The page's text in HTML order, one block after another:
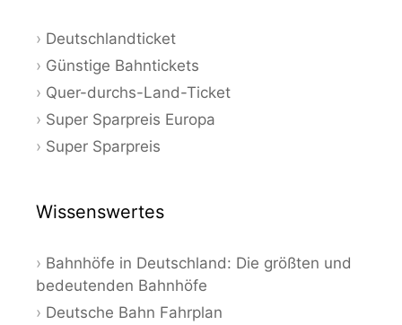
Deutschlandticket
Günstige Bahntickets
Quer-durchs-Land-Ticket
Super Sparpreis Europa
Super Sparpreis
Wissenswertes
Bahnhöfe in Deutschland: Die größten und
bedeutenden Bahnhöfe
Deutsche Bahn Fahrplan